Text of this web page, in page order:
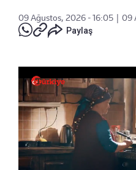
09 Ağustos, 2026 - 16:05
09
Paylaş